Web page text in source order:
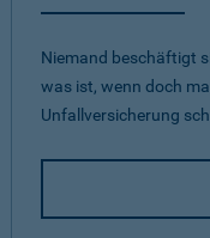
Niemand beschäftigt
was ist, wenn doch
Unfallversicherung